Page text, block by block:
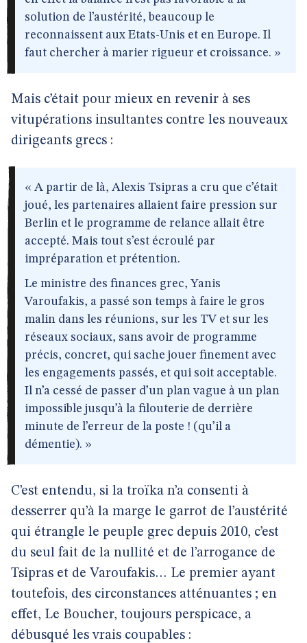
solution de l’austérité, beaucoup le
reconnaissent aux Etats-Unis et en Europe. Il
faut chercher à marier rigueur et croissance. »
Mais c’était pour mieux en revenir à ses
vitupérations insultantes contre les nouveaux
dirigeants grecs :
« A partir de là, Alexis Tsipras a cru que c’était
joué, les partenaires allaient faire pression sur
Berlin et le programme de relance allait être
accepté. Mais tout s’est écroulé par
impréparation et prétention.
Le ministre des finances grec, Yanis
Varoufakis, a passé son temps à faire le gros
malin dans les réunions, sur les TV et sur les
réseaux sociaux, sans avoir de programme
précis, concret, qui sache jouer finement avec
les engagements passés, et qui soit acceptable.
Il n’a cessé de passer d’un plan vague à un plan
impossible jusqu’à la filouterie de derrière
minute de l’erreur de la poste ! (qu’il a
démentie). »
C’est entendu, si la troïka n’a consenti à
desserrer qu’à la marge le garrot de l’austérité
qui étrangle le peuple grec depuis 2010, c’est
du seul fait de la nullité et de l’arrogance de
Tsipras et de Varoufakis… Le premier ayant
toutefois, des circonstances atténuantes ; en
effet, Le Boucher, toujours perspicace, a
débusqué les vrais coupables :